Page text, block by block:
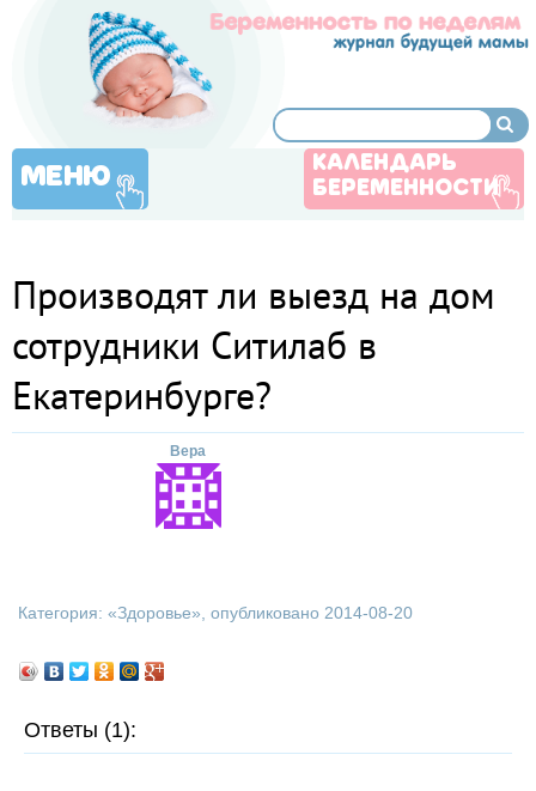
МЕНЮ
КАЛЕНДАРЬ
БЕРЕМЕННОСТИ
Производят ли выезд на дом
сотрудники Ситилаб в
Екатеринбурге?
Вера
Категория: «Здоровье», опубликовано 2014-08-20
Ответы (1):